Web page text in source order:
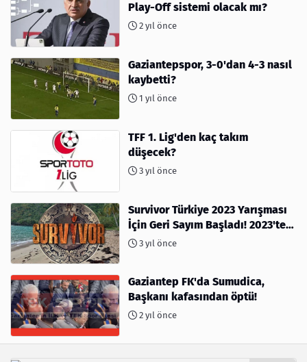
Play-Off sistemi olacak mı?
2 yıl önce
Gaziantepspor, 3-0'dan 4-3 nasıl
kaybetti?
1 yıl önce
TFF 1. Lig'den kaç takım
düşecek?
3 yıl önce
Survivor Türkiye 2023 Yarışması
İçin Geri Sayım Başladı! 2023'te
kimler var?
3 yıl önce
Gaziantep FK'da Sumudica,
Başkanı kafasından öptü!
2 yıl önce